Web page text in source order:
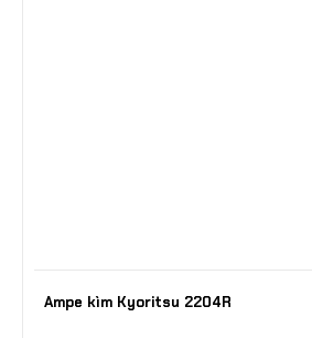
Ampe kìm Kyoritsu 2204R